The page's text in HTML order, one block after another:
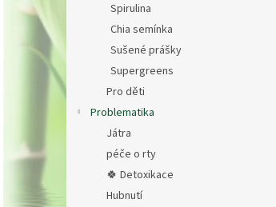
Spirulina
Chia semínka
Sušené prášky
Supergreens
Pro děti
Problematika
Játra
péče o rty
🍀 Detoxikace
Hubnutí